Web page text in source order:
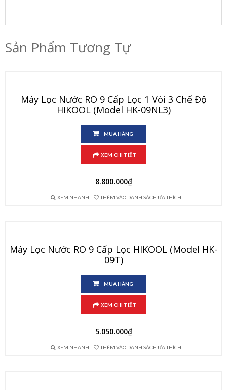
Sản Phẩm Tương Tự
Máy Lọc Nước RO 9 Cấp Lọc 1 Vòi 3 Chế Độ
HIKOOL (Model HK-09NL3)
MUA HÀNG
XEM CHI TIẾT
8.800.000₫
XEM NHANH THÊM VÀO DANH SÁCH ƯA THÍCH
Máy Lọc Nước RO 9 Cấp Lọc HIKOOL (Model HK-
09T)
MUA HÀNG
XEM CHI TIẾT
5.050.000₫
XEM NHANH THÊM VÀO DANH SÁCH ƯA THÍCH